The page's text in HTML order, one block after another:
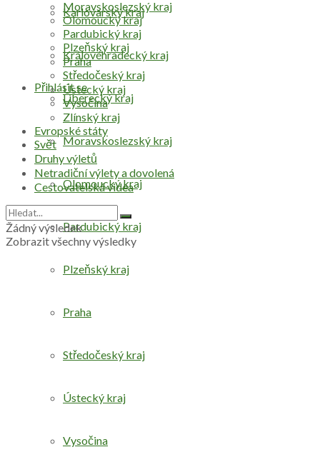
Přihlásit se
Karlovarský kraj
Královéhradecký kraj
Liberecký kraj
Moravskoslezský kraj
Olomoucký kraj
Pardubický kraj
Plzeňský kraj
Praha
Středočeský kraj
Ústecký kraj
Vysočina
Moravskoslezský kraj
Olomoucký kraj
Pardubický kraj
Plzeňský kraj
Praha
Středočeský kraj
Ústecký kraj
Vysočina
Zlínský kraj
Evropské státy
Svět
Druhy výletů
Netradiční výlety a dovolená
Cestovatelská videa
Žádný výsledek
Zobrazit všechny výsledky